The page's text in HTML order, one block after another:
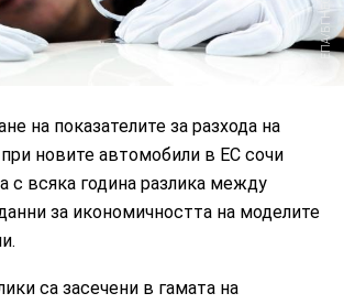
ЕПА/БГНЕС
на показателите за разхода на
новите автомобили в ЕС сочи
с всяка година разлика между
за икономичността на моделите
са засечени в гамата на